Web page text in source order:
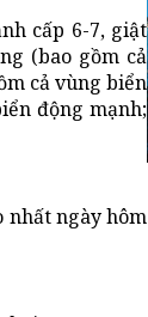
cấp 6-7, giật
(bao gồm cả
cả vùng biển
động mạnh;
nhất ngày hôm